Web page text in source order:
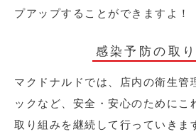
プアップすることができますよ！
感染予防の取
マクドナルドでは、店内の衛生管
ックなど、安全・安心のためにこ
取り組みを継続して行っていきま